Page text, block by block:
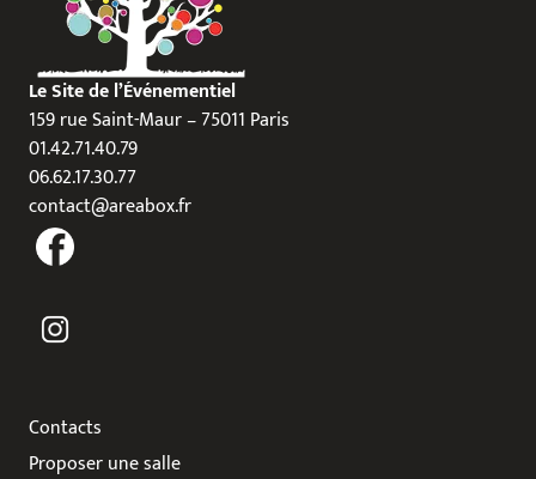
Le Site de l’Événementiel
159 rue Saint-Maur – 75011 Paris
01.42.71.40.79
06.62.17.30.77
contact@areabox.fr
Contacts
Proposer une salle